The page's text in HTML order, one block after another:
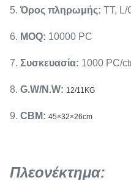
5. Όρος πληρωμής: TT, L/
6. MOQ: 10000 PC
7. Συσκευασία: 1000 PC/
8. G.W/N.W: 12/11KG
9. CBM: 45×32×26cm
Πλεονέκτημα: